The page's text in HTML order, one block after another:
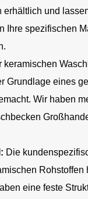
und
Ihre spezifischen
keramischen
Grundlage eines
Wir haben
Die
Rohstoffen
eine feste